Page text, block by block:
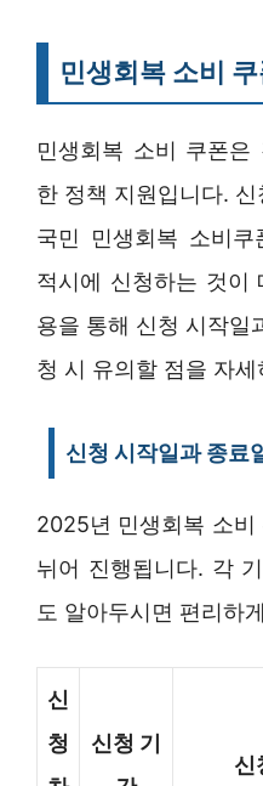
민생회복 소비
민생회복 소비 쿠폰은
한 정책 지원입니다.
국민 민생회복 소비
적시에 신청하는 것이
용을 통해 신청 시작일
청 시 유의할 점을 자
신청 시작일과 종료
2025년 민생회복 소
뉘어 진행됩니다. 각
도 알아두시면 편리하
신
청
신청 기
신